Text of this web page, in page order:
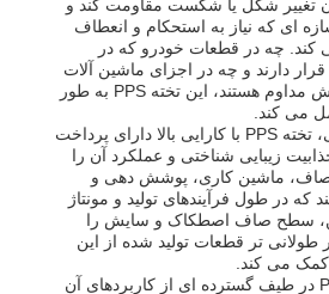
تغییر شکل یا شکست مقاومت کند و
ای که نیاز به استحکام و انعطاف
کند. چه در قطعات خودرو که در
دارند و چه در اجزای ماشین آلات
صنعتی که در معرض تنش مداوم هستند، این تخته PPS به طور
می کند.
علاوه بر خواص مکانیکی، تخته PPS با کارایی بالا دارای پرداخت
زیبایی شناختی و عملکرد آن را
ماشین کاری، پوشش دهی و
که در طول فرآیندهای تولید و مونتاژ
سطح صاف اصطکاک و سایش را
تر قطعات تولید شده از این
کمک می کند.
تنوع تخته کامپوزیت PPS در طیف گسترده ای از کاربردهای آن